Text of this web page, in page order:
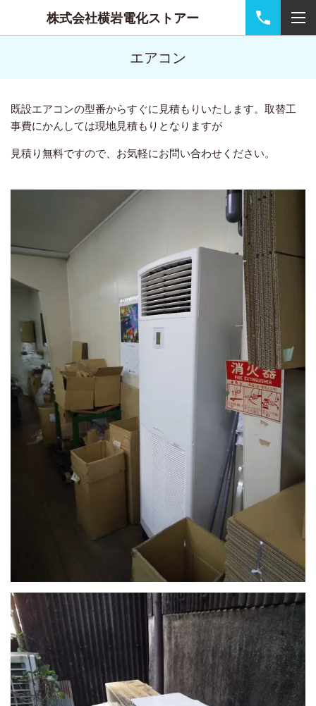
株式会社横岩電化ストアー
エアコン
既設エアコンの型番からすぐに見積もりいたします。取替工
事費にかんしては現地見積もりとなりますが
見積り無料ですので、お気軽にお問い合わせください。